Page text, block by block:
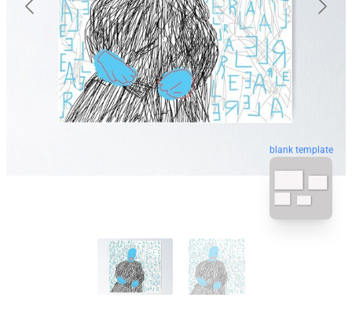
blank template